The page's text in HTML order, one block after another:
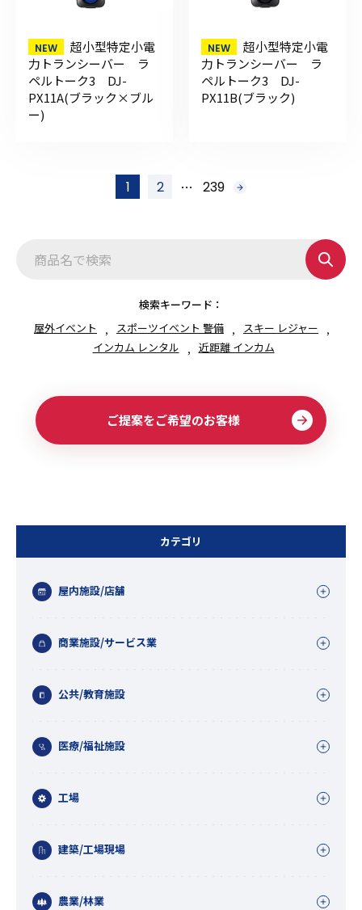
カテゴリ
屋内施設/店舗
商業施設/サービス業
公共/教育施設
医療/福祉施設
工場
建築/工場現場
農業/林業
超小型特定小電
力トランシーバー ラ
ペルトーク3 DJ-
PX11A(ブラック×ブル
ー)
超小型特定小電
力トランシーバー ラ
ペルトーク3 DJ-
PX11B(ブラック)
1 2 … 239 次
検索キーワード：
屋外イベント
スポーツイベント 警備
スキー レジャー
インカム レンタル
近距離 インカム
ご提案をご希望のお客様